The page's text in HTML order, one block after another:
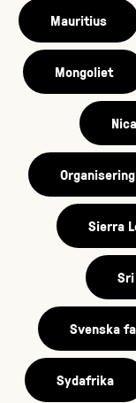
Mauritius
Mongoliet
Organisering
Sierra
Svenska
Sydafrika